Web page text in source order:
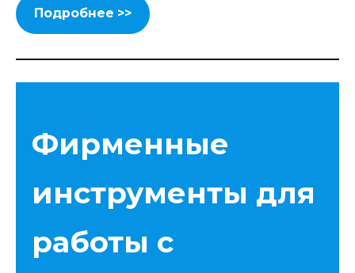
Подробнее >>
Фирменные
инструменты для
работы с